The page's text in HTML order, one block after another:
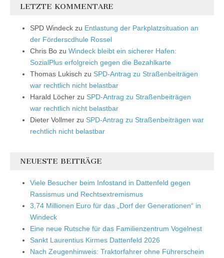
LETZTE KOMMENTARE
SPD Windeck zu Entlastung der Parkplatzsituation an
der Förderscdhule Rossel
Chris Bo zu Windeck bleibt ein sicherer Hafen:
SozialPlus erfolgreich gegen die Bezahlkarte
Thomas Lukisch zu SPD-Antrag zu Straßenbeiträgen
war rechtlich nicht belastbar
Harald Löcher zu SPD-Antrag zu Straßenbeiträgen
war rechtlich nicht belastbar
Dieter Vollmer zu SPD-Antrag zu Straßenbeiträgen war
rechtlich nicht belastbar
NEUESTE BEITRÄGE
Viele Besucher beim Infostand in Dattenfeld gegen
Rassismus und Rechtsextremismus
3,74 Millionen Euro für das „Dorf der Generationen“ in
Windeck
Eine neue Rutsche für das Familienzentrum Vogelnest
Sankt Laurentius Kirmes Dattenfeld 2026
Nach Zeugenhinweis: Traktorfahrer ohne Führerschein